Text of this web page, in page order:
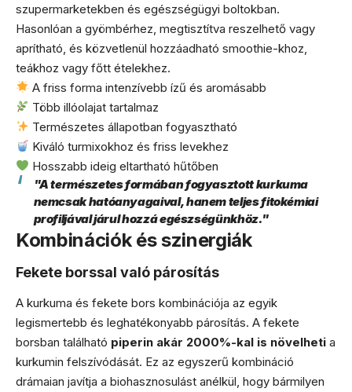
szupermarketekben és egészségügyi boltokban.
Hasonlóan a gyömbérhez, megtisztítva reszelhető vagy
aprítható, és közvetlenül hozzáadható smoothie-khoz,
teákhoz vagy főtt ételekhez.
A friss forma intenzívebb ízű és aromásabb
Több illóolajat tartalmaz
Természetes állapotban fogyasztható
Kiváló turmixokhoz és friss levekhez
Hosszabb ideig eltartható hűtőben
"A természetes formában fogyasztott kurkuma
nemcsak hatóanyagaival, hanem teljes fitokémiai
profiljával járul hozzá egészségünkhöz."
Kombinációk és szinergiák
Fekete borssal való párosítás
A kurkuma és fekete bors kombinációja az egyik
legismertebb és leghatékonyabb párosítás. A fekete
borsban található piperin akár 2000%-kal is növelheti a
kurkumin felszívódását. Ez az egyszerű kombináció
drámaian javítja a biohasznosulást anélkül, hogy bármilyen